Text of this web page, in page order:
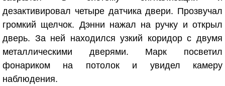
дезактивировал четыре датчика двери. Прозвучал
громкий щелчок. Дэнни нажал на ручку и открыл
дверь. За ней находился узкий коридор с двумя
металлическими дверями. Марк посветил
фонариком на потолок и увидел камеру
наблюдения.